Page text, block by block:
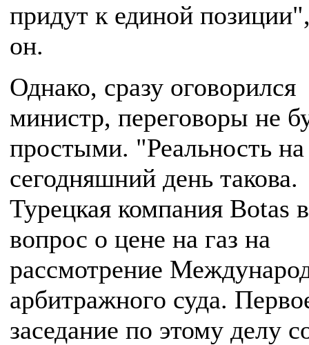
придут к единой
он.
Однако, сразу оговорился
министр, переговоры не
простыми. "Реальность на
сегодняшний день такова.
Турецкая компания Botas
вопрос о цене на газ на
рассмотрение
арбитражного суда.
заседание по этому делу